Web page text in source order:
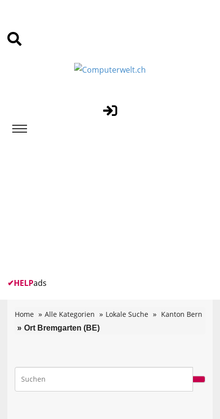
✔HELPads
Home Alle Kategorien Lokale Suche Kanton Bern
Ort Bremgarten (BE)